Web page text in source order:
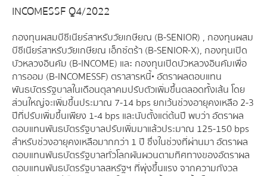
INCOMESSF Q4/2022
กองทุนผสมบีซีเนียร์สาหรับวัยเกษียณ (B-SENIOR) , กองทุนผสม
บีซีเนียร์สาหรับวัยเกษียณ เอ็กซ์ตร้า (B-SENIOR-X), กองทุนเปิด
บัวหลวงอินคัม (B-INCOME) และ กองทุนเปิดบัวหลวงอินคัมเพื่อ
การออม (B-INCOMESSF) ตราสารหนี้• อัตราผลตอบแทน
พันธบัตรรัฐบาลในเดือนตุลาคมปรับตัวเพิ่มขึ้นตลอดทั้งเส้น โดย
ส่วนใหญ่จะเพิ่มขึ้นประมาณ 7-14 bps ยกเว้นช่วงอายุคงเหลือ 2-3
ปีที่ปรับเพิ่มขึ้นเพียง 1-4 bps และนับตั้งแต่ต้นปี พบว่า อัตราผล
ตอบแทนพันธบัตรรัฐบาลปรับเพิ่มมาแล้วประมาณ 125-150 bps
สำหรับช่วงอายุคงเหลือมากกว่า 1 ปี ซึ่งในช่วงที่ผ่านมา อัตราผล
ตอบแทนพันธบัตรรัฐบาลทั่วโลกผันผวนตามทิศทางของอัตราผล
ตอบแทนพันธบัตรรัฐบาลสหรัฐฯ ที่พุ่งขึ้นแรง จากความกังวล